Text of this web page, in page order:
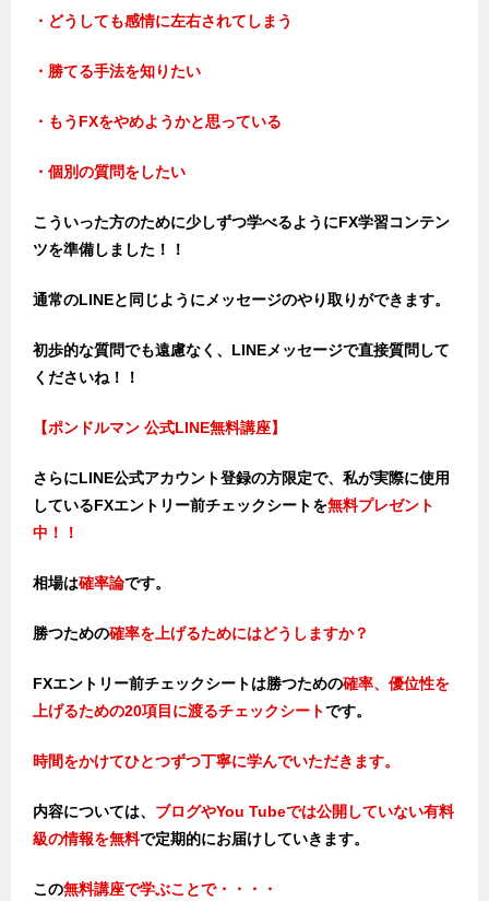
・どうしても感情に左右されてしまう
・勝てる手法を知りたい
・もうFXをやめようかと思っている
・個別の質問をしたい
こういった方のために少しずつ学べるようにFX学習コンテン
ツを準備しました！！
通常のLINEと同じようにメッセージのやり取りができます。
初歩的な質問でも遠慮なく、LINEメッセージで直接質問して
くださいね！！
【ポンドルマン 公式LINE無料講座】
さらにLINE公式アカウント登録の方限定で、私が実際に使用
しているFXエントリー前チェックシートを無料プレゼント
中！！
相場は確率論です。
勝つための確率を上げるためにはどうしますか？
FXエントリー前チェックシートは勝つための確率、優位性を
上げるための20項目に渡るチェックシートです。
時間をかけてひとつずつ丁寧に学んでいただきます。
内容については、 ブログやYou Tubeでは公開していない有料
級の情報を無料で定期的にお届けしていきます。
この無料講座で学ぶことで・・・・